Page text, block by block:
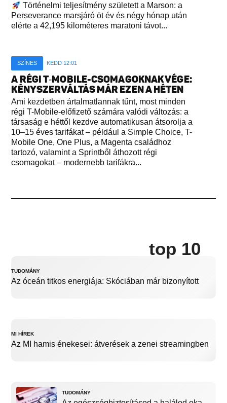
Történelmi teljesítmény született a Marson: a
Perseverance marsjáró öt év és négy hónap után
elérte a 42,195 kilométeres maratoni távot...
SZÍNES KEDD 12:01
A RÉGI T‑MOBILE-CSOMAGOKNAK VÉGE:
KÉNYSZERVÁLTÁS MÁR EZEN A HÉTEN
Ami kezdetben ártalmatlannak tűnt, most minden
régi T-Mobile-előfizető számára valódi változás: a
társaság e héttől kezdve automatikusan átsorolja a
10–15 éves tarifákat – például a Simple Choice, T-
Mobile One, One Plus, a Magenta családhoz
tartozó, valamint a Sprintből áthozott régi
csomagokat – modernebb tarifákra...
top 10
TUDOMÁNY
Az óceán titkos energiája: Skóciában már bizonyított
MI HÍREK
Az MI hamis énekesei: átverések a zenei streamingben
TUDOMÁNY